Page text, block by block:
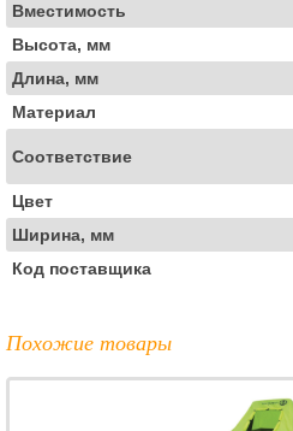
Вместимость
Высота, мм
Длина, мм
Материал
Соответствие
Цвет
Ширина, мм
Код поставщика
Похожие товары